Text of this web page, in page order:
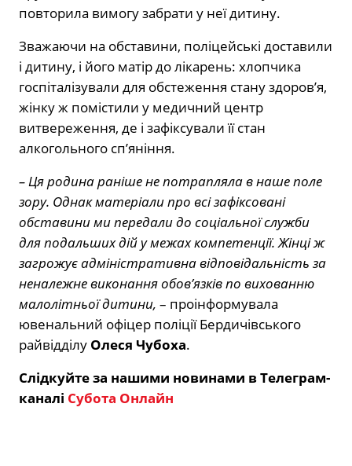
повторила вимогу забрати у неї дитину.
Зважаючи на обставини, поліцейські доставили
і дитину, і його матір до лікарень: хлопчика
госпіталізували для обстеження стану здоров’я,
жінку ж помістили у медичний центр
витвереження, де і зафіксували її стан
алкогольного сп’яніння.
– Ця родина раніше не потрапляла в наше поле
зору. Однак матеріали про всі зафіксовані
обставини ми передали до соціальної служби
для подальших дій у межах компетенції. Жінці ж
загрожує адміністративна відповідальність за
неналежне виконання обов’язків по вихованню
малолітньої дитини, – проінформувала
ювенальний офіцер поліції Бердичівського
райвідділу Олеся Чубоха.
Слідкуйте за нашими новинами в Телеграм-
каналі Субота Онлайн